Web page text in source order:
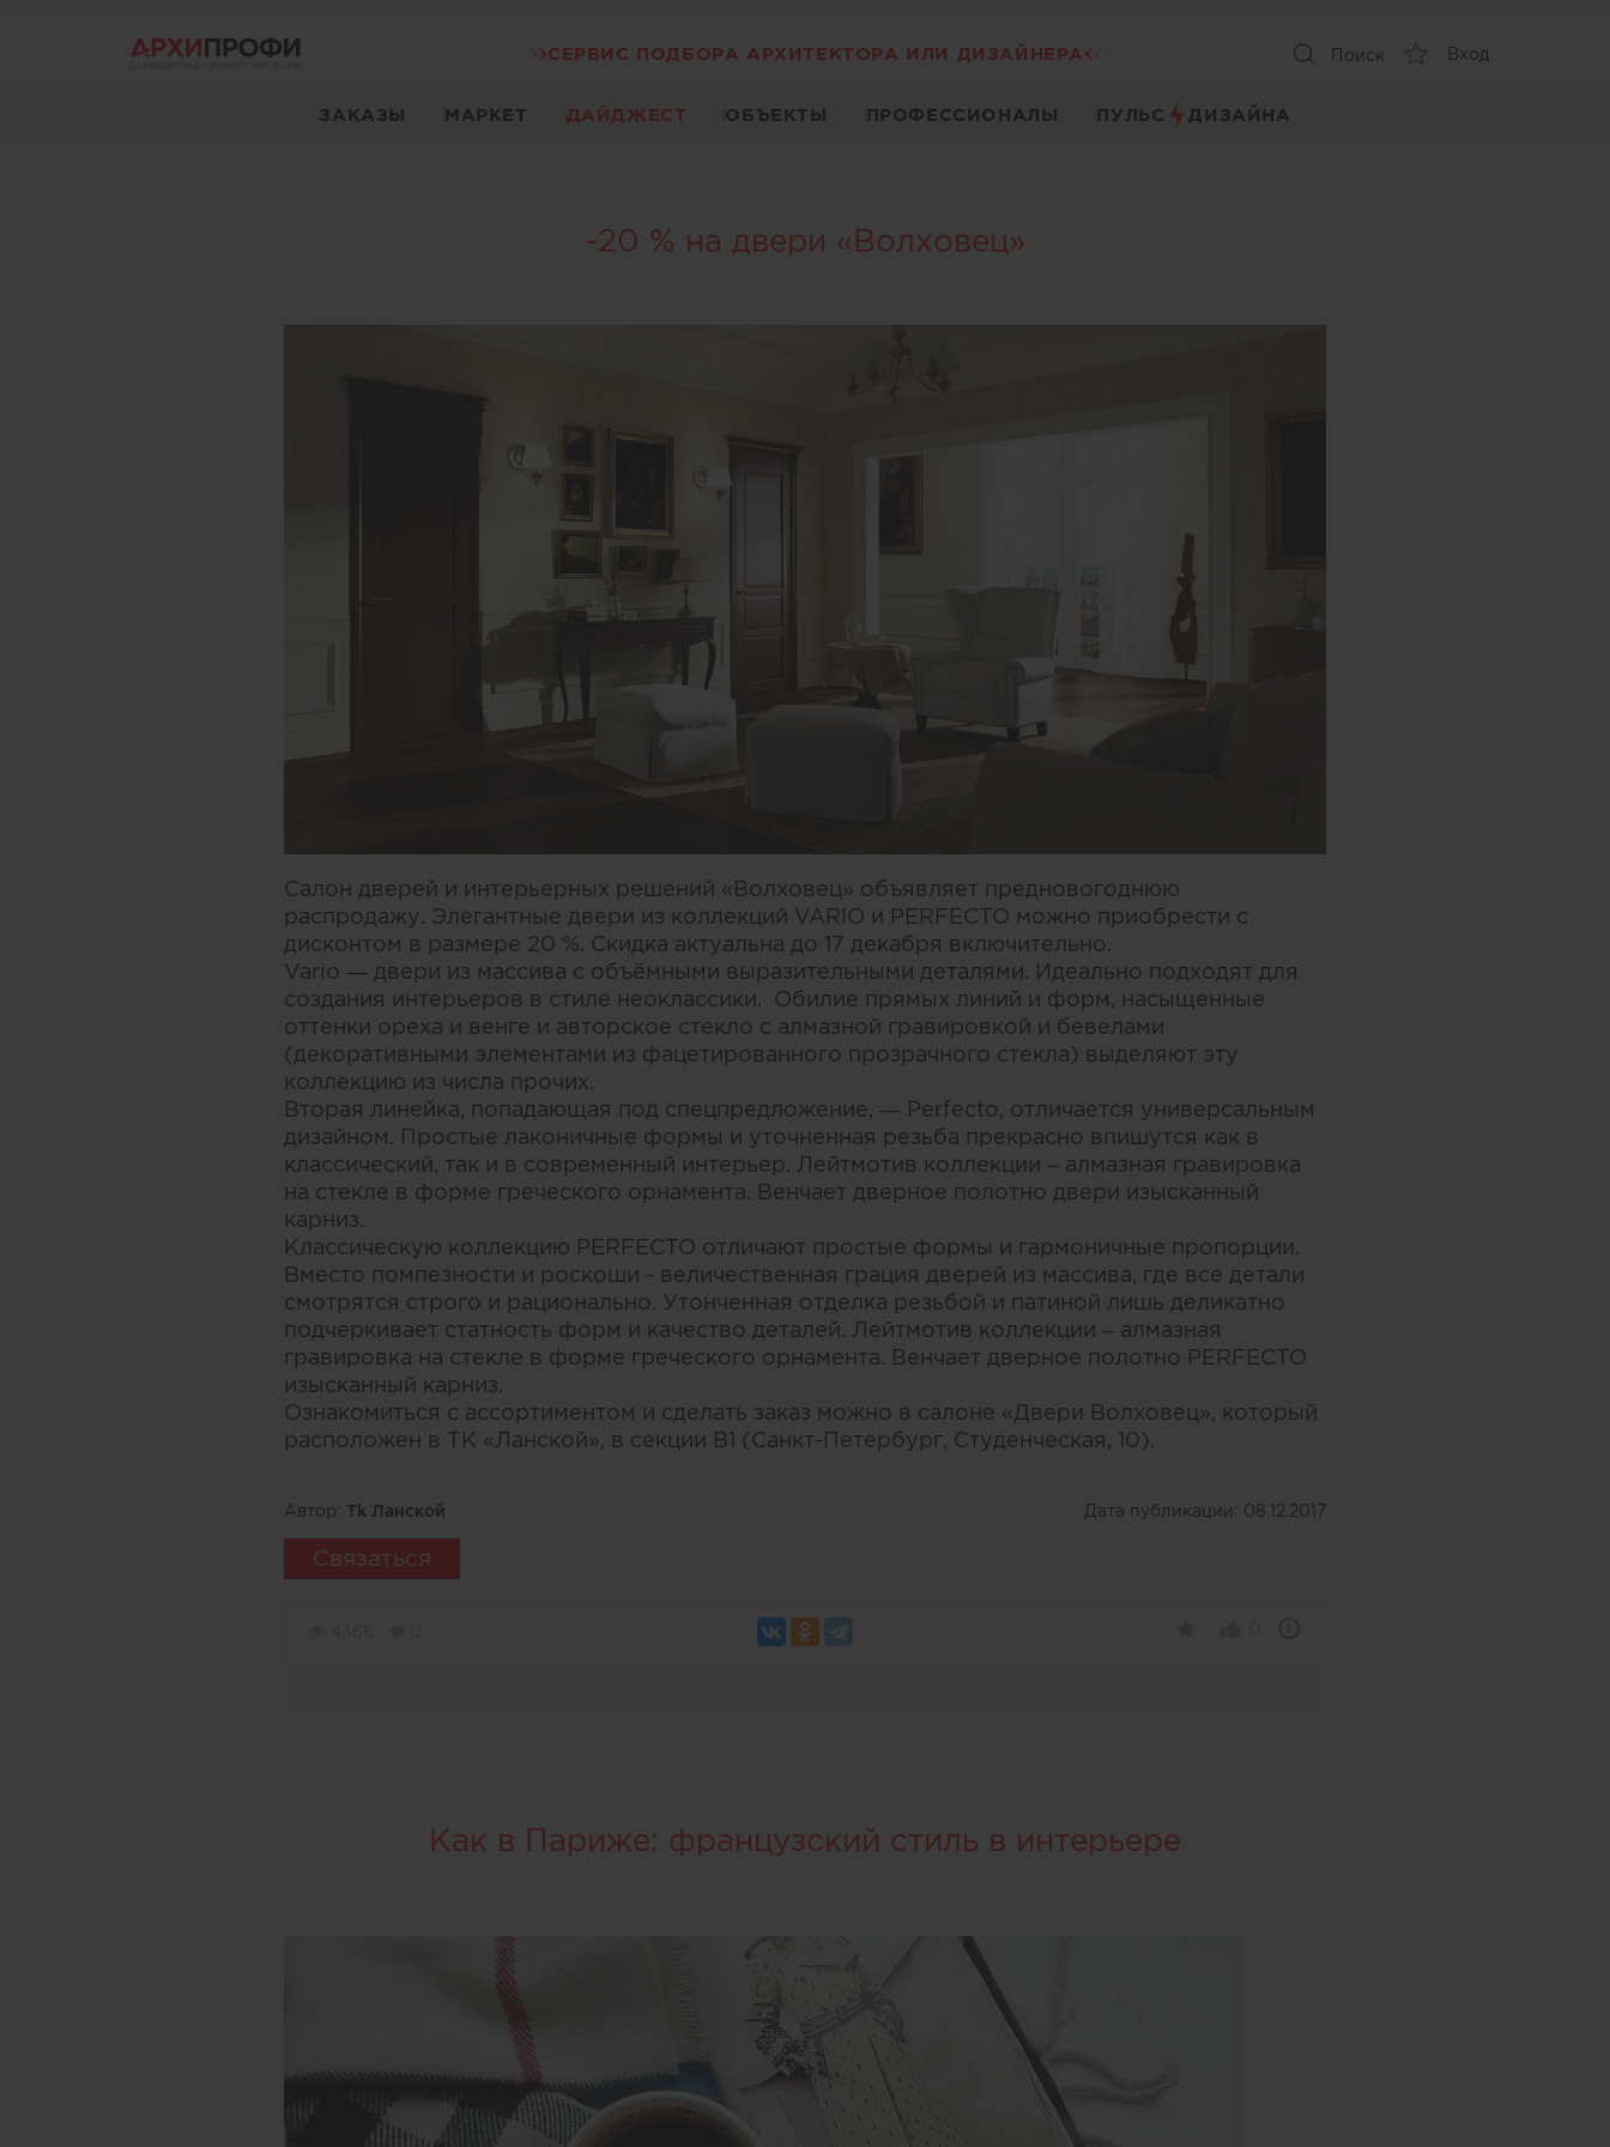
СЕРВИС ПОДБОРА АРХИТЕКТОРА ИЛИ ДИЗАЙНЕРА Поиск Вход
ЗАКАЗЫ МАРКЕТ ДАЙДЖЕСТ ОБЪЕКТЫ ПРОФЕССИОНАЛЫ ПУЛЬС ДИЗАЙНА
-20 % на двери «Волховец»
Салон дверей и интерьерных решений «Волховец» объявляет предновогоднюю
распродажу. Элегантные двери из коллекций VARIO и PERFECTO можно приобрести с
дисконтом в размере 20 %. Скидка актуальна до 17 декабря включительно.
Vario — двери из массива с объёмными выразительными деталями. Идеально подходят для
создания интерьеров в стиле неоклассики. Обилие прямых линий и форм, насыщенные
оттенки ореха и венге и авторское стекло с алмазной гравировкой и бевелами
(декоративными элементами из фацетированного прозрачного стекла) выделяют эту
коллекцию из числа прочих.
Вторая линейка, попадающая под спецпредложение, — Perfecto, отличается универсальным
дизайном. Простые лаконичные формы и уточненная резьба прекрасно впишутся как в
классический, так и в современный интерьер. Лейтмотив коллекции – алмазная гравировка
на стекле в форме греческого орнамента. Венчает дверное полотно двери изысканный
карниз.
Классическую коллекцию PERFECTO отличают простые формы и гармоничные пропорции.
Вместо помпезности и роскоши - величественная грация дверей из массива, где все детали
смотрятся строго и рационально. Утонченная отделка резьбой и патиной лишь деликатно
подчеркивает статность форм и качество деталей. Лейтмотив коллекции – алмазная
гравировка на стекле в форме греческого орнамента. Венчает дверное полотно PERFECTO
изысканный карниз.
Ознакомиться с ассортиментом и сделать заказ можно в салоне «Двери Волховец», который
расположен в ТК «Ланской», в секции B1 (Санкт-Петербург, Студенческая, 10).
Автор: Тk Ланской Дата публикации: 08.12.2017
Связаться
Как в Париже: французский стиль в интерьере